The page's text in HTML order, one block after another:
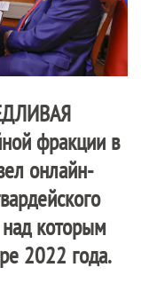
фракции в
онлайн-
которым
2022 года.